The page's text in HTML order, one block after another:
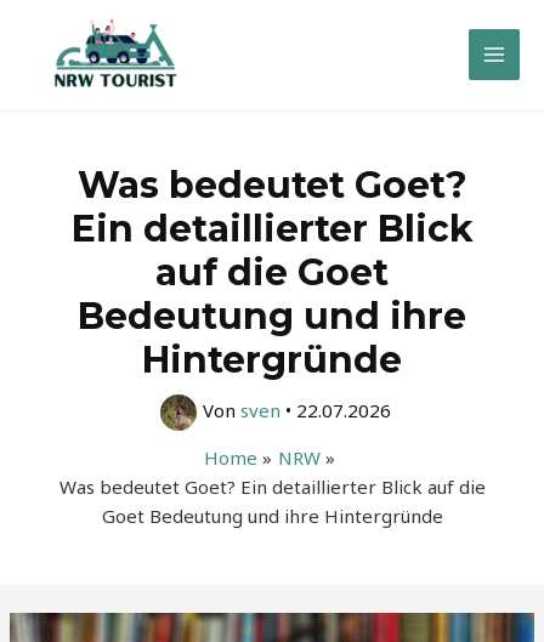
springen
Main
Was bedeutet Goet?
Ein detaillierter Blick
auf die Goet
Bedeutung und ihre
Hintergründe
Von sven • 22.07.2026
Home
NRW
Was bedeutet Goet? Ein detaillierter Blick auf die
Goet Bedeutung und ihre Hintergründe